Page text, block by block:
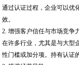
通过认证过程，企业可以优
效。
2. 增强客户信任与市场竞争
在许多行业，尤其是与大型
性门槛或加分项。持有认证